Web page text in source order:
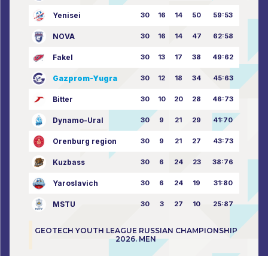
Yenisei 30 16 14 50 59:53
NOVA 30 16 14 47 62:58
Fakel 30 13 17 38 49:62
Gazprom-Yugra 30 12 18 34 45:63
Bitter 30 10 20 28 46:73
Dynamo-Ural 30 9 21 29 41:70
Orenburg region 30 9 21 27 43:73
Kuzbass 30 6 24 23 38:76
Yaroslavich 30 6 24 19 31:80
MSTU 30 3 27 10 25:87
GEOTECH YOUTH LEAGUE RUSSIAN CHAMPIONSHIP
2026. MEN